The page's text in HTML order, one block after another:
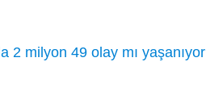
2 milyon 49 olay mı